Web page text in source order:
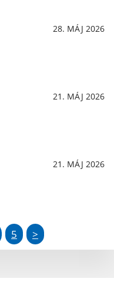
28. MÁJ 2026
21. MÁJ 2026
21. MÁJ 2026
5 >